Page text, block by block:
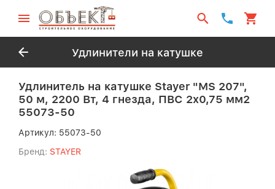
Удлинители на катушке
Удлинитель на катушке Stayer "MS 207",
50 м, 2200 Вт, 4 гнезда, ПВС 2x0,75 мм2
55073-50
Артикул: 55073-50
Бренд: STAYER